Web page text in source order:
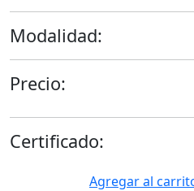
Modalidad:
Precio:
Certificado:
Agregar al